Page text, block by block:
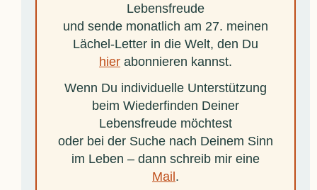
Lebensfreude
und sende monatlich am 27. meinen
Lächel-Letter in die Welt, den Du
hier abonnieren kannst.
Wenn Du individuelle Unterstützung
beim Wiederfinden Deiner
Lebensfreude möchtest
oder bei der Suche nach Deinem Sinn
im Leben – dann schreib mir eine
Mail.